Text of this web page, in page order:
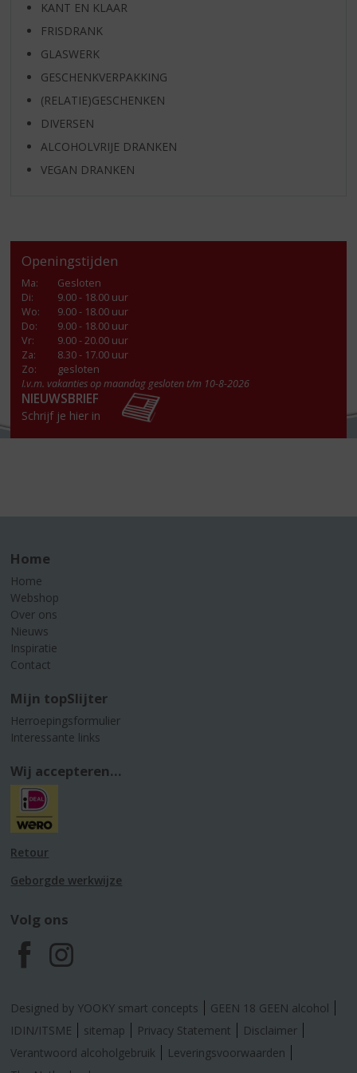
KANT EN KLAAR
FRISDRANK
GLASWERK
GESCHENKVERPAKKING
(RELATIE)GESCHENKEN
DIVERSEN
ALCOHOLVRIJE DRANKEN
VEGAN DRANKEN
Openingstijden
Ma:
Gesloten
Di:
9.00 - 18.00 uur
Wo:
9.00 - 18.00 uur
Do:
9.00 - 18.00 uur
Vr:
9.00 - 20.00 uur
Za:
8.30 - 17.00 uur
Zo:
gesloten
I.v.m. vakanties op maandag gesloten t/m 10-8-2026
NIEUWSBRIEF
Schrijf je hier in
Home
Home
Webshop
Over ons
Nieuws
Inspiratie
Contact
Mijn topSlijter
Herroepingsformulier
Interessante links
Wij accepteren...
Retour
Geborgde werkwijze
Volg ons
F
a
c
I
n
s
Designed by YOOKY smart concepts
GEEN 18 GEEN alcohol
IDIN/ITSME
sitemap Privacy Statement
Disclaimer
Verantwoord alcoholgebruik
Leveringsvoorwaarden